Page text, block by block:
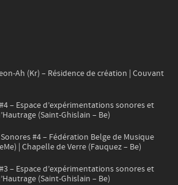
Ah (Kr) – Résidence de création | Couvant
– Espace d’expérimentations sonores et
(Saint-Ghislain – Be)
#4 – Fédération Belge de Musique
| Chapelle de Verre (Fauquez – Be)
– Espace d’expérimentations sonores et
(Saint-Ghislain – Be)